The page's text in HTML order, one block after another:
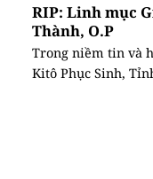
RIP: Linh mục
Thành, O.P
Trong niềm tin và
Kitô Phục Sinh,